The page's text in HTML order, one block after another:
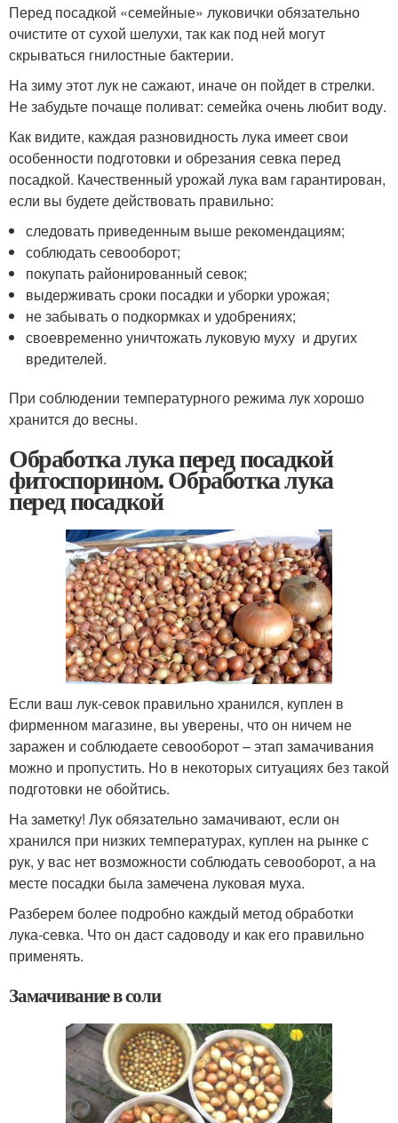
Перед посадкой «семейные» луковички обязательно
очистите от сухой шелухи, так как под ней могут
скрываться гнилостные бактерии.
На зиму этот лук не сажают, иначе он пойдет в стрелки.
Не забудьте почаще поливат: семейка очень любит воду.
Как видите, каждая разновидность лука имеет свои
особенности подготовки и обрезания севка перед
посадкой. Качественный урожай лука вам гарантирован,
если вы будете действовать правильно:
следовать приведенным выше рекомендациям;
соблюдать севооборот;
покупать районированный севок;
выдерживать сроки посадки и уборки урожая;
не забывать о подкормках и удобрениях;
своевременно уничтожать луковую муху и других
вредителей.
При соблюдении температурного режима лук хорошо
хранится до весны.
Обработка лука перед посадкой
фитоспорином. Обработка лука
перед посадкой
Если ваш лук-севок правильно хранился, куплен в
фирменном магазине, вы уверены, что он ничем не
заражен и соблюдаете севооборот – этап замачивания
можно и пропустить. Но в некоторых ситуациях без такой
подготовки не обойтись.
На заметку! Лук обязательно замачивают, если он
хранился при низких температурах, куплен на рынке с
рук, у вас нет возможности соблюдать севооборот, а на
месте посадки была замечена луковая муха.
Разберем более подробно каждый метод обработки
лука-севка. Что он даст садоводу и как его правильно
применять.
Замачивание в соли